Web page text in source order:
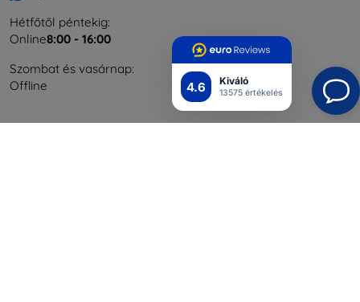
4.6 Kiváló
13575 értékelés
Hétfőtől péntekig:
Online8:00 - 16:00
Szombat és vasárnap:
Offline